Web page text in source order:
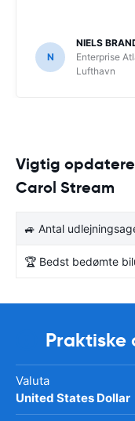
N
NIELS
Enterprise
Lufthavn
Vigtig
Carol Stream
🚙 Antal
🏆 Bedst bedømte
Praktiske
Valuta
United States Dollar